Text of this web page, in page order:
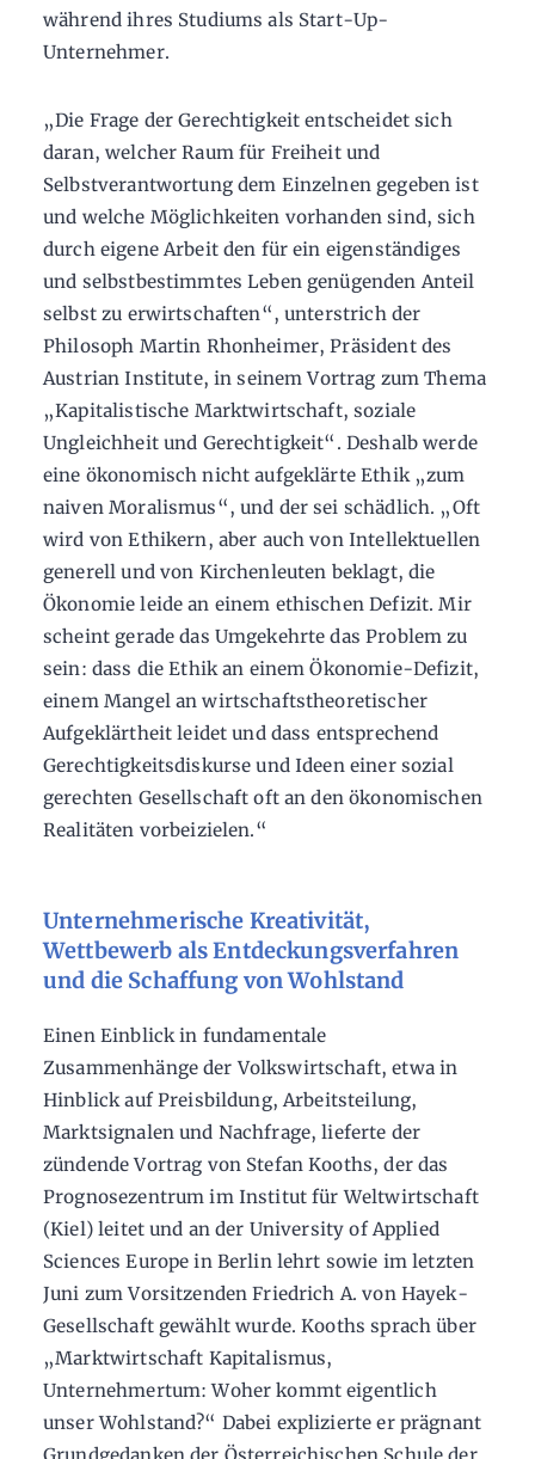
während ihres Studiums als Start-Up-
Unternehmer.
„Die Frage der Gerechtigkeit entscheidet sich
daran, welcher Raum für Freiheit und
Selbstverantwortung dem Einzelnen gegeben ist
und welche Möglichkeiten vorhanden sind, sich
durch eigene Arbeit den für ein eigenständiges
und selbstbestimmtes Leben genügenden Anteil
selbst zu erwirtschaften“, unterstrich der
Philosoph Martin Rhonheimer, Präsident des
Austrian Institute, in seinem Vortrag zum Thema
„Kapitalistische Marktwirtschaft, soziale
Ungleichheit und Gerechtigkeit“. Deshalb werde
eine ökonomisch nicht aufgeklärte Ethik „zum
naiven Moralismus“, und der sei schädlich. „Oft
wird von Ethikern, aber auch von Intellektuellen
generell und von Kirchenleuten beklagt, die
Ökonomie leide an einem ethischen Defizit. Mir
scheint gerade das Umgekehrte das Problem zu
sein: dass die Ethik an einem Ökonomie-Defizit,
einem Mangel an wirtschaftstheoretischer
Aufgeklärtheit leidet und dass entsprechend
Gerechtigkeitsdiskurse und Ideen einer sozial
gerechten Gesellschaft oft an den ökonomischen
Realitäten vorbeizielen.“
Unternehmerische Kreativität,
Wettbewerb als Entdeckungsverfahren
und die Schaffung von Wohlstand
Einen Einblick in fundamentale
Zusammenhänge der Volkswirtschaft, etwa in
Hinblick auf Preisbildung, Arbeitsteilung,
Marktsignalen und Nachfrage, lieferte der
zündende Vortrag von Stefan Kooths, der das
Prognosezentrum im Institut für Weltwirtschaft
(Kiel) leitet und an der University of Applied
Sciences Europe in Berlin lehrt sowie im letzten
Juni zum Vorsitzenden Friedrich A. von Hayek-
Gesellschaft gewählt wurde. Kooths sprach über
„Marktwirtschaft Kapitalismus,
Unternehmertum: Woher kommt eigentlich
unser Wohlstand?“ Dabei explizierte er prägnant
Grundgedanken der Österreichischen Schule der